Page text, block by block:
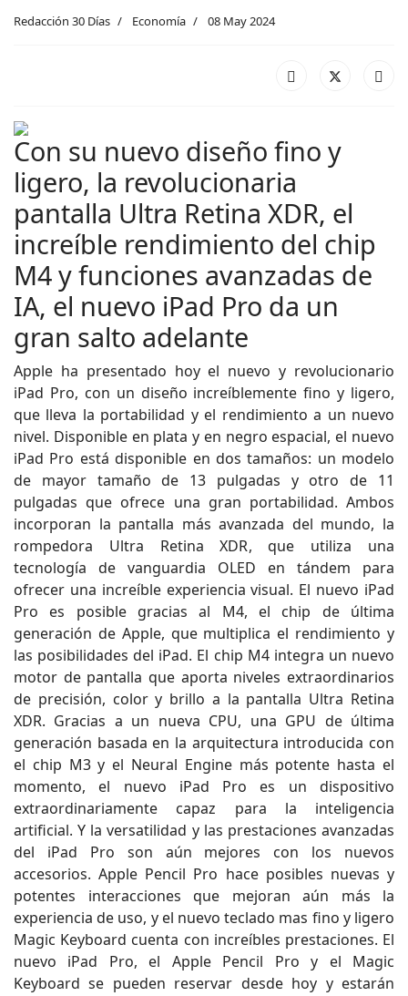
Redacción 30 Días Economía 08 May 2024
Con su nuevo diseño fino y
ligero, la revolucionaria
pantalla Ultra Retina XDR, el
increíble rendimiento del chip
M4 y funciones avanzadas de
IA, el nuevo iPad Pro da un
gran salto adelante
Apple ha presentado hoy el nuevo y revolucionario
iPad Pro, con un diseño increíblemente fino y ligero,
que lleva la portabilidad y el rendimiento a un nuevo
nivel. Disponible en plata y en negro espacial, el nuevo
iPad Pro está disponible en dos tamaños: un modelo
de mayor tamaño de 13 pulgadas y otro de 11
pulgadas que ofrece una gran portabilidad. Ambos
incorporan la pantalla más avanzada del mundo, la
rompedora Ultra Retina XDR, que utiliza una
tecnología de vanguardia OLED en tándem para
ofrecer una increíble experiencia visual. El nuevo iPad
Pro es posible gracias al M4, el chip de última
generación de Apple, que multiplica el rendimiento y
las posibilidades del iPad. El chip M4 integra un nuevo
motor de pantalla que aporta niveles extraordinarios
de precisión, color y brillo a la pantalla Ultra Retina
XDR. Gracias a un nueva CPU, una GPU de última
generación basada en la arquitectura introducida con
el chip M3 y el Neural Engine más potente hasta el
momento, el nuevo iPad Pro es un dispositivo
extraordinariamente capaz para la inteligencia
artificial. Y la versatilidad y las prestaciones avanzadas
del iPad Pro son aún mejores con los nuevos
accesorios. Apple Pencil Pro hace posibles nuevas y
potentes interacciones que mejoran aún más la
experiencia de uso, y el nuevo teclado mas fino y ligero
Magic Keyboard cuenta con increíbles prestaciones. El
nuevo iPad Pro, el Apple Pencil Pro y el Magic
Keyboard se pueden reservar desde hoy y estarán